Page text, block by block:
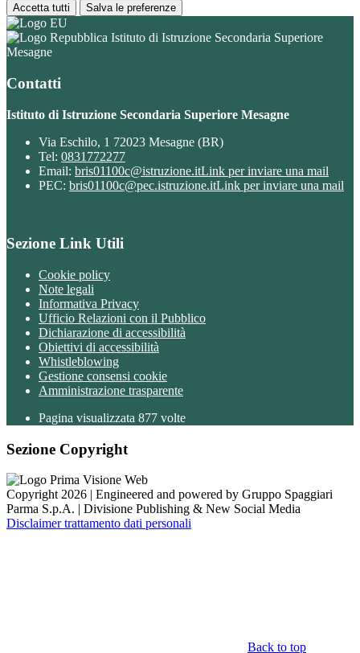
Accetta tutti Salva le preferenze
Istituto di Istruzione Secondaria Superiore
Mesagne
Contatti
Istituto di Istruzione Secondaria Superiore Mesagne
Via Eschilo, 1 72023 Mesagne (BR)
Tel: 0831772277
Email: bris01100c@istruzione.itLink per inviare una mail
PEC: bris01100c@pec.istruzione.itLink per inviare una mail
Sezione Link Utili
Cookie policy
Note legali
Informativa Privacy
Ufficio Relazioni con il Pubblico
Dichiarazione di accessibilità
Obiettivi di accessibilità
Whistleblowing
Gestione consensi cookie
Amministrazione trasparente
Pagina visualizzata 877 volte
Sezione Copyright
Copyright 2026 | Engineered and powered by Gruppo Spaggiari
Parma S.p.A. | Divisione Publishing & New Social Media
Disclaimer trattamento dati personali
Back to top